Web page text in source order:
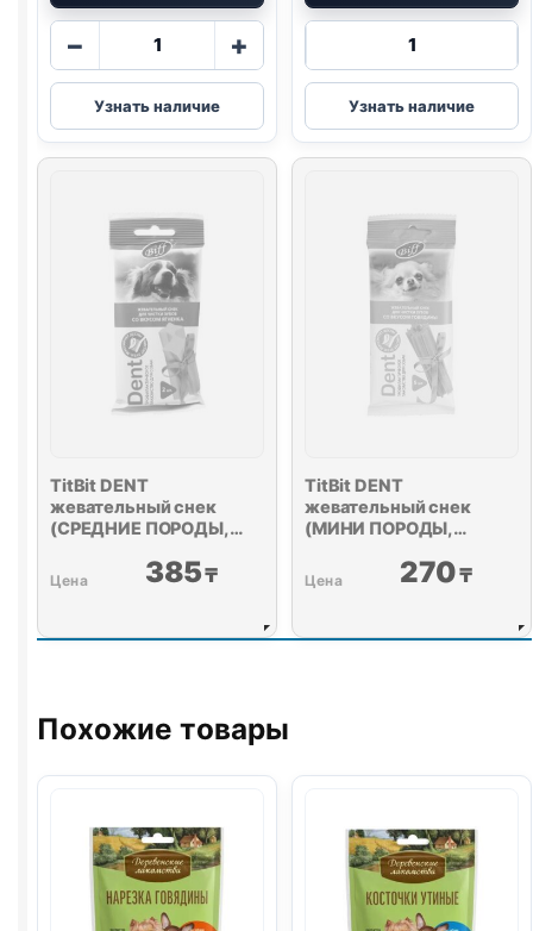
−
Количество
TitBit
DENT
жевательный
ПОРОДЫ,
ЛОСОСЬ)
40г
+
Узнать наличие
Количество
TitBit
DENT
Biff
(DENTAL,
МЕЛКИЕ
ПОРОДЫ,
ГОВЯДИНА)
45г
Узнать наличие
TitBit DENT
жевательный снек
(СРЕДНИЕ ПОРОДЫ,
385₸
TitBit DENT
жевательный снек
(МИНИ ПОРОДЫ,
270₸
Похожие товары